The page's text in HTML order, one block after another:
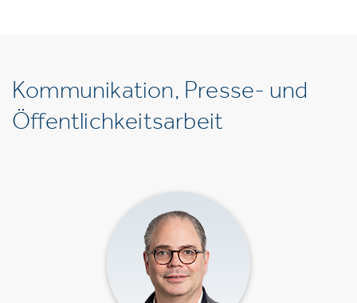
Kommunikation, Presse- und
Öffentlichkeitsarbeit